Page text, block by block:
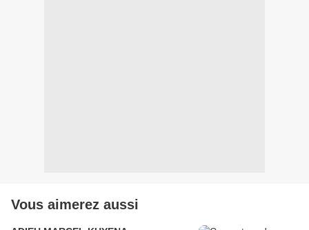
Vous aimerez aussi